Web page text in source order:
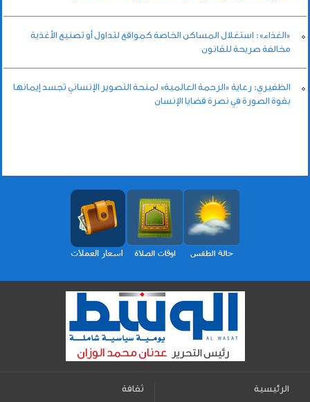
«الغذاء»: استغلال المساكن الخاصة كمواقع لتداول أو تصنيع الأغذية
مخالفة صريحة للقانون
الظفيري: رعاية «الرحمة العالمية» لمنحة التصوير الإنساني تجسد إيمانها
بقوة الصورة في نصرة قضايا الإنسان
الرئيسية
ثقافة